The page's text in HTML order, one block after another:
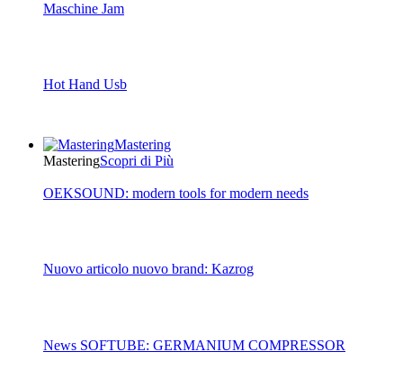
Maschine Jam
Hot Hand Usb
Mastering
MasteringScopri di Più
OEKSOUND: modern tools for modern needs
Nuovo articolo nuovo brand: Kazrog
News SOFTUBE: GERMANIUM COMPRESSOR